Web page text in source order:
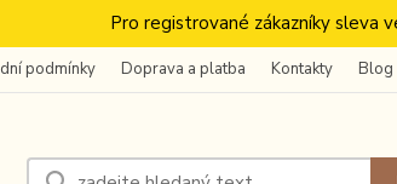
Pro registrované zákazníky sleva
podmínky Doprava a platba Kontakty Blog